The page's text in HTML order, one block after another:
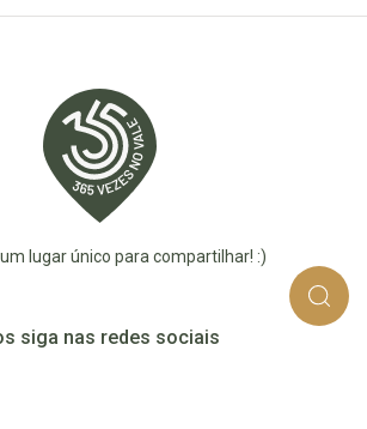
lugar único para compartilhar! :)
siga nas redes sociais